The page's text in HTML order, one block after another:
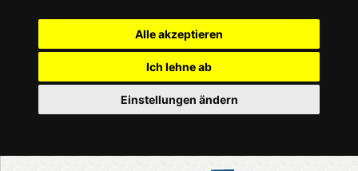
Alle akzeptieren
Ich lehne ab
Einstellungen ändern